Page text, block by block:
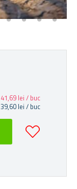
41,69 lei / buc
39,60 lei / buc